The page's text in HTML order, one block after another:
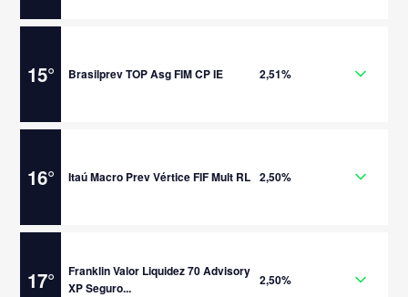
15° Brasilprev TOP Asg FIM CP IE 2,51%
16° Itaú Macro Prev Vértice FIF Mult RL 2,50%
17°
Franklin Valor Liquidez 70 Advisory
XP Seguro...
2,50%